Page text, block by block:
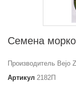
Семена
Производитель Bejo
Артикул 2182П